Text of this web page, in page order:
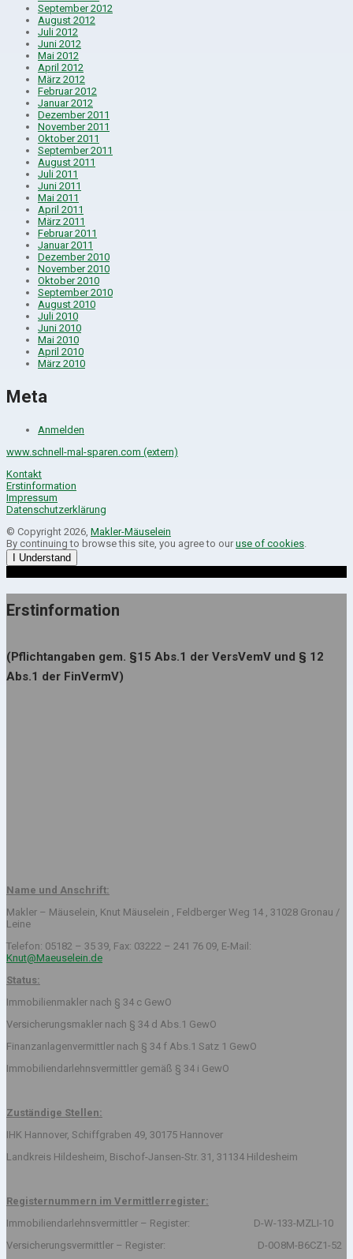
September 2012
August 2012
Juli 2012
Juni 2012
Mai 2012
April 2012
März 2012
Februar 2012
Januar 2012
Dezember 2011
November 2011
Oktober 2011
September 2011
August 2011
Juli 2011
Juni 2011
Mai 2011
April 2011
März 2011
Februar 2011
Januar 2011
Dezember 2010
November 2010
Oktober 2010
September 2010
August 2010
Juli 2010
Juni 2010
Mai 2010
April 2010
März 2010
Meta
Anmelden
www.schnell-mal-sparen.com (extern)
Kontakt
Erstinformation
Impressum
Datenschutzerklärung
© Copyright 2026, Makler-Mäuselein
By continuing to browse this site, you agree to our use of cookies
I Understand
Erstinformation
(Pflichtangaben gem. §15 Abs.1 der VersVemV und § 12
Abs.1 der FinVermV)
Name und Anschrift:
Makler – Mäuselein, Knut Mäuselein , Feldberger Weg 14 , 31028 Gronau /
Leine
Telefon: 05182 – 35 39, Fax: 03222 – 241 76 09, E-Mail:
Knut@Maeuselein.de
Status:
Immobilienmakler nach § 34 c GewO
Versicherungsmakler nach § 34 d Abs.1 GewO
Finanzanlagenvermittler nach § 34 f Abs.1 Satz 1 GewO
Immobiliendarlehnsvermittler gemäß § 34 i GewO
Zuständige Stellen:
IHK Hannover, Schiffgraben 49, 30175 Hannover
Landkreis Hildesheim, Bischof-Jansen-Str. 31, 31134 Hildesheim
Registernummern im Vermittlerregister:
Immobiliendarlehnsvermittler – Register: D-W-133-MZLI-10
Versicherungsvermittler – Register: D-0O8M-B6CZ1-52